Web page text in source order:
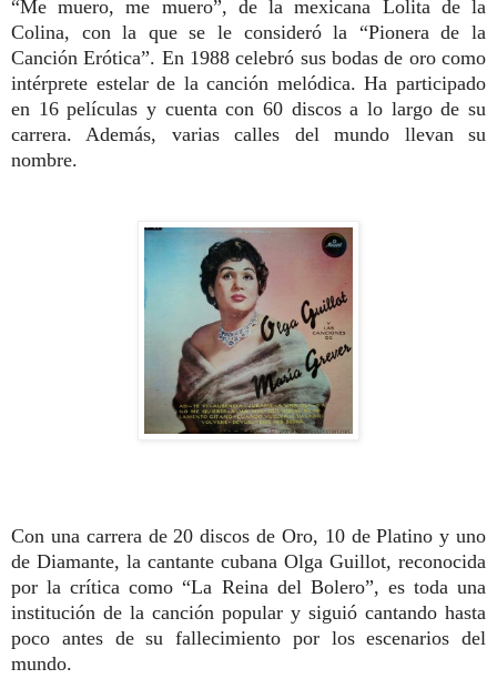
“Me muero, me muero”, de la mexicana Lolita de la
Colina, con la que se le consideró la “Pionera de la
Canción Erótica”. En 1988 celebró sus bodas de oro como
intérprete estelar de la canción melódica. Ha participado
en 16 películas y cuenta con 60 discos a lo largo de su
carrera. Además, varias calles del mundo llevan su
nombre.
Con una carrera de 20 discos de Oro, 10 de Platino y uno
de Diamante, la cantante cubana Olga Guillot, reconocida
por la crítica como “La Reina del Bolero”, es toda una
institución de la canción popular y siguió cantando hasta
poco antes de su fallecimiento por los escenarios del
mundo.